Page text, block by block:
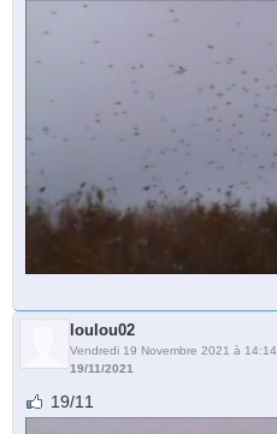
loulou02
Vendredi 19 Novembre 2021 à 14:14
19/11/2021
19/11